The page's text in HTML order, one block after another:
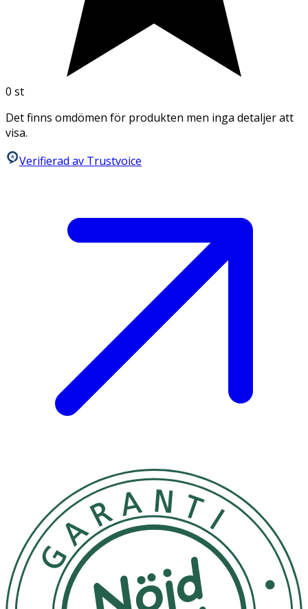
0 st
Det finns omdömen för produkten men inga detaljer att
visa.
Verifierad av Trustvoice